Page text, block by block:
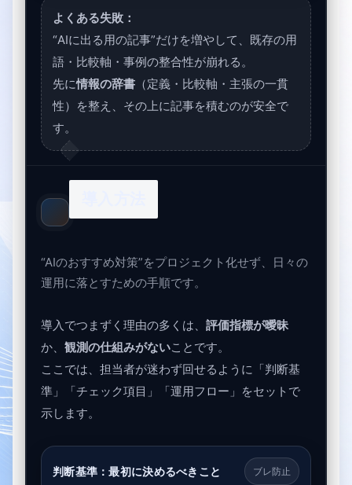
よくある失敗：
“AIに出る用の記事”だけを増やして、既存の用
語・比較軸・事例の整合性が崩れる。
先に情報の辞書 （定義・比較軸・主張の一貫
性）を整え、その上に記事を積むのが安全で
す。
“AIのおすすめ対策”をプロジェクト化せず、日々の
運用に落とすための手順です。
導入でつまずく理由の多くは、 評価指標が曖昧
か、 観測の仕組みがないことです。
ここでは、担当者が迷わず回せるように「判断基
準」「チェック項目」「運用フロー」をセットで
示します。
判断基準：最初に決めるべきこと ブレ防止